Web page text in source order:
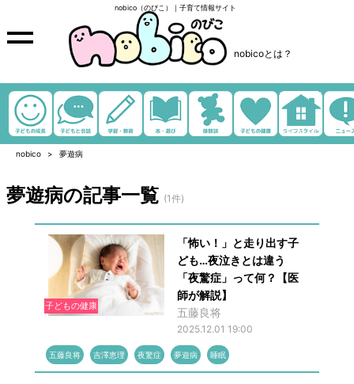
nobico（のびこ）｜子育て情報サイト
nobicoとは？
nobico 夢遊病
夢遊病の記事一覧 (1件)
子どもの健康
「怖い！」と走り出す子
ども…夜泣きとは違う
「夜驚症」って何？【医
師が解説】
五藤良将
2025.12.01 19:00
五藤良将 吉澤恵理 夜驚症 夢遊病 睡眠